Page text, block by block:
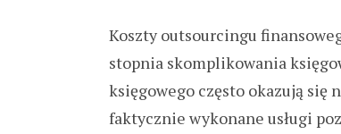
Koszty outsourcingu
stopnia skomplikowania
księgowego często okazują się
faktycznie wykonane usługi